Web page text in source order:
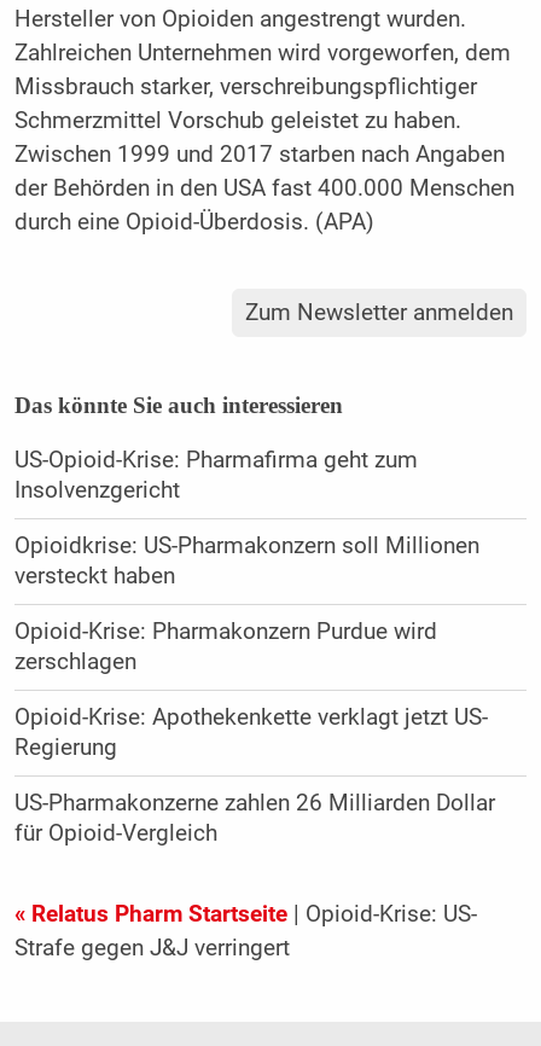
Hersteller von Opioiden angestrengt wurden.
Zahlreichen Unternehmen wird vorgeworfen, dem
Missbrauch starker, verschreibungspflichtiger
Schmerzmittel Vorschub geleistet zu haben.
Zwischen 1999 und 2017 starben nach Angaben
der Behörden in den USA fast 400.000 Menschen
durch eine Opioid-Überdosis. (APA)
Zum Newsletter anmelden
Das könnte Sie auch interessieren
US-Opioid-Krise: Pharmafirma geht zum
Insolvenzgericht
Opioidkrise: US-Pharmakonzern soll Millionen
versteckt haben
Opioid-Krise: Pharmakonzern Purdue wird
zerschlagen
Opioid-Krise: Apothekenkette verklagt jetzt US-
Regierung
US-Pharmakonzerne zahlen 26 Milliarden Dollar
für Opioid-Vergleich
« Relatus Pharm Startseite| Opioid-Krise: US-
Strafe gegen J&J verringert